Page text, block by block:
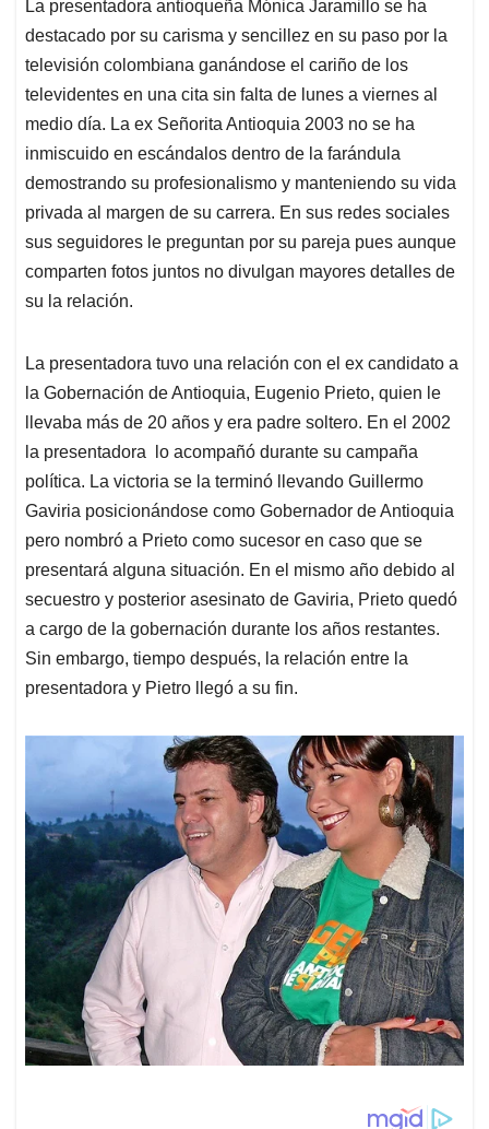
s
A
p
p
b
o
o
k
e
d
I
n
l
a
d
s
La presentadora antioqueña Mónica Jaramillo se ha
destacado por su carisma y sencillez en su paso por la
televisión colombiana ganándose el cariño de los
televidentes en una cita sin falta de lunes a viernes al
medio día. La ex Señorita Antioquia 2003 no se ha
inmiscuido en escándalos dentro de la farándula
demostrando su profesionalismo y manteniendo su vida
privada al margen de su carrera. En sus redes sociales
sus seguidores le preguntan por su pareja pues aunque
comparten fotos juntos no divulgan mayores detalles de
su la relación.
La presentadora tuvo una relación con el ex candidato a
la Gobernación de Antioquia, Eugenio Prieto, quien le
llevaba más de 20 años y era padre soltero. En el 2002
la presentadora lo acompañó durante su campaña
política. La victoria se la terminó llevando Guillermo
Gaviria posicionándose como Gobernador de Antioquia
pero nombró a Prieto como sucesor en caso que se
presentará alguna situación. En el mismo año debido al
secuestro y posterior asesinato de Gaviria, Prieto quedó
a cargo de la gobernación durante los años restantes.
Sin embargo, tiempo después, la relación entre la
presentadora y Pietro llegó a su fin.